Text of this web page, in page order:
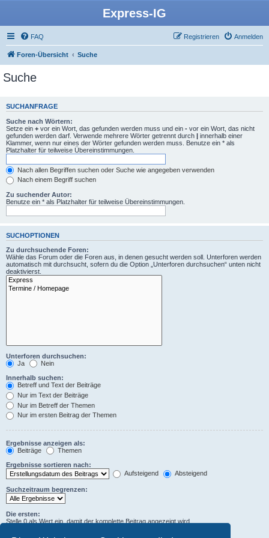
Express-IG
FAQ Anmelden
Registrieren
Foren-Übersicht Suche
Suche
SUCHANFRAGE
Suche nach Wörtern:
Setze ein + vor ein Wort, das gefunden werden muss und ein - vor ein Wort, das nicht
gefunden werden darf. Verwende mehrere Wörter getrennt durch | innerhalb einer
Klammer, wenn nur eines der Wörter gefunden werden muss. Benutze ein * als
Platzhalter für teilweise Übereinstimmungen.
Nach allen Begriffen suchen oder Suche wie angegeben verwenden
Nach einem Begriff suchen
Zu suchender Autor:
Benutze ein * als Platzhalter für teilweise Übereinstimmungen.
SUCHOPTIONEN
Zu durchsuchende Foren:
Wähle das Forum oder die Foren aus, in denen gesucht werden soll. Unterforen werden
automatisch mit durchsucht, sofern du die Option „Unterforen durchsuchen“ unten nicht
deaktivierst.
Unterforen durchsuchen:
Ja
Nein
Innerhalb suchen:
Betreff und Text der Beiträge
Nur im Text der Beiträge
Nur im Betreff der Themen
Nur im ersten Beitrag der Themen
Ergebnisse anzeigen als:
Beiträge
Themen
Ergebnisse sortieren nach:
Aufsteigend
Absteigend
Suchzeitraum begrenzen:
Die ersten:
Stelle 0 als Wert ein, damit der komplette Beitrag angezeigt wird.